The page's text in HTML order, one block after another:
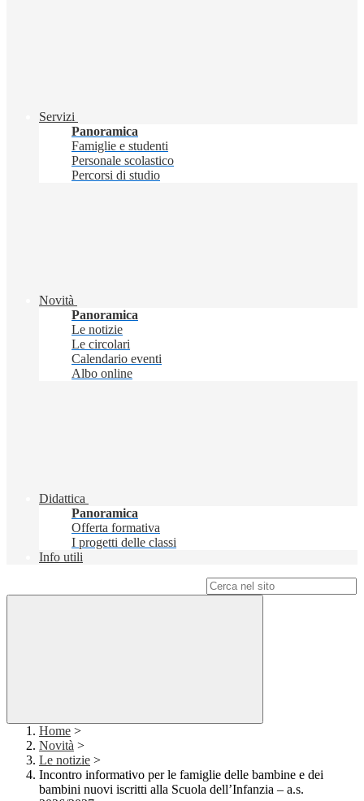
Servizi
Panoramica
Famiglie e studenti
Personale scolastico
Percorsi di studio
Novità
Panoramica
Le notizie
Le circolari
Calendario eventi
Albo online
Didattica
Panoramica
Offerta formativa
I progetti delle classi
Info utili
Home >
Novità >
Le notizie >
Incontro informativo per le famiglie delle bambine e dei
bambini nuovi iscritti alla Scuola dell’Infanzia – a.s.